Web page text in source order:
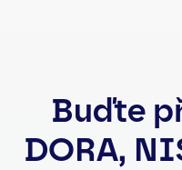
Buďte
DORA,